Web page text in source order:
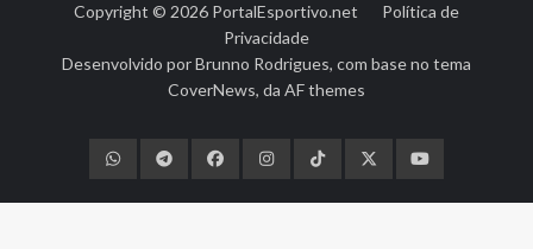
Copyright © 2026 PortalEsportivo.net
Política de
Privacidade
Desenvolvido porBrunno Rodrigues, com base no tema
CoverNews, da AF themes